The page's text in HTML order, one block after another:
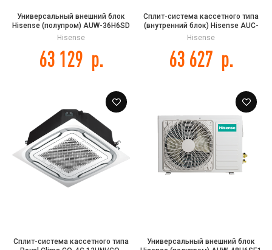
Универсальный внешний блок
Hisense (полупром) AUW-36H6SD
Hisense
63 129 р.
Сплит-система кассетного типа
(внутренний блок) Hisense AUC-
60UX4SFA DC INVERTER
Hisense
63 627 р.
Сплит-система кассетного типа
Универсальный внешний блок